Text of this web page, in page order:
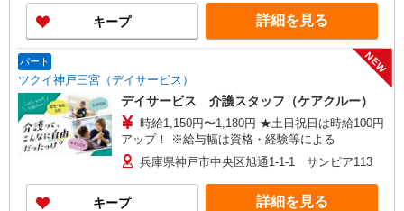
ノ緒町二丁目8番地18 KOEI IDA Bldg 101号室
【在宅介護センターはりま】兵庫県加古川市加古
川町北在家2648番地 ロイヤルコーポ加古川103
富田林市甲田一丁目3番地6 アプローズ富田林
102号室 【在宅介護センター豊中】大阪府豊中市
庄内西町二丁目15番地8 グランツ豊中 1階2号
室 【在宅介護センター八尾】大阪府八尾市若林町
三丁目144番地2
キープ 詳細を見る
パート
ツクイ神戸三宮（デイサービス）
NEW
デイサービス 介護スタッフ（ケアクルー）
時給1,150円〜1,180円 ★土日祝日は時給100円
アップ！ ※給与幅は資格・経験等による
兵庫県神戸市中央区旭通1-1-1 サンピア113
キープ 詳細を見る